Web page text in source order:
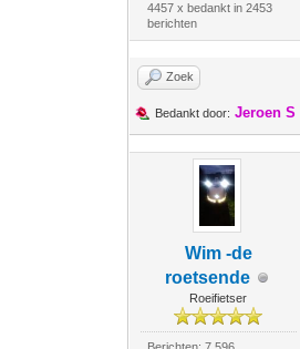
4457 x bedankt in 2453
berichten
Zoek
Bedankt door: Jeroen S
Wim -de
roetsende
Roeifietser